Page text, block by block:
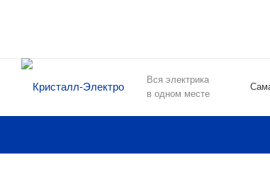
Вся электрика
в одном месте